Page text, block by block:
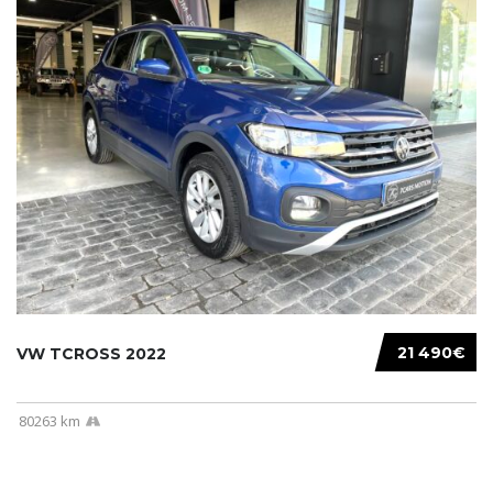
21 490€
VW TCROSS 2022
80263 km